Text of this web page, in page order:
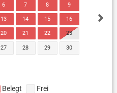
6 7 8 9
13 14 15 16
20 21 22 23
27 28 29 30
Belegt
Frei